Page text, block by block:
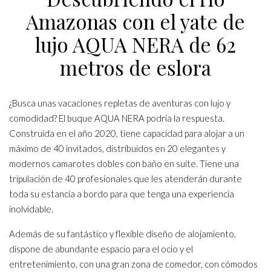
Amazonas con el yate de
lujo AQUA NERA de 62
metros de eslora
¿Busca unas vacaciones repletas de aventuras con lujo y
comodidad? El buque AQUA NERA podría la respuesta.
Construida en el año 2020, tiene capacidad para alojar a un
máximo de 40 invitados, distribuidos en 20 elegantes y
modernos camarotes dobles con baño en suite. Tiene una
tripulación de 40 profesionales que les atenderán durante
toda su estancia a bordo para que tenga una experiencia
inolvidable.
Además de su fantástico y flexible diseño de alojamiento,
dispone de abundante espacio para el ocio y el
entretenimiento, con una gran zona de comedor, con cómodos